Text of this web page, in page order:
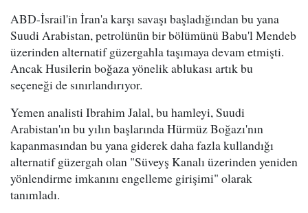
ABD-İsrail'in İran'a karşı savaşı başladığından bu yana
Suudi Arabistan, petrolünün bir bölümünü Babu'l Mendeb
üzerinden alternatif güzergahla taşımaya devam etmişti.
Ancak Husilerin boğaza yönelik ablukası artık bu
seçeneği de sınırlandırıyor.
Yemen analisti Ibrahim Jalal, bu hamleyi, Suudi
Arabistan'ın bu yılın başlarında Hürmüz Boğazı'nın
kapanmasından bu yana giderek daha fazla kullandığı
alternatif güzergah olan "Süveyş Kanalı üzerinden yeniden
yönlendirme imkanını engelleme girişimi" olarak
tanımladı.